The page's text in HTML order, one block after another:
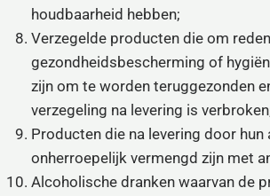
houdbaarheid hebben;
Verzegelde producten die om
gezondheidsbescherming of
zijn om te worden teruggezonden
verzegeling na levering is
Producten die na levering door hun
onherroepelijk vermengd zijn met
Alcoholische dranken waarvan de